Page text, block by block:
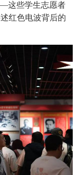
这些学生志愿者
红色电波背后的